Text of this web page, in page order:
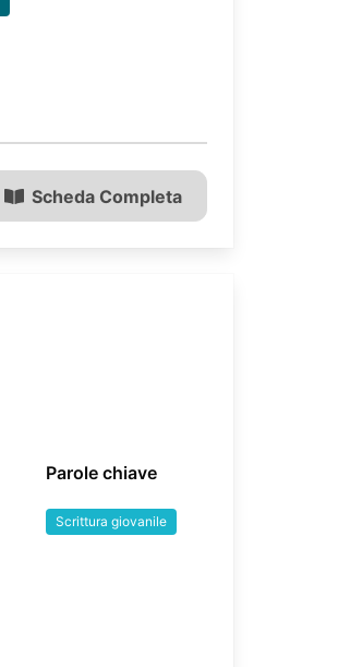
Scheda Completa
Parole chiave
Scrittura giovanile